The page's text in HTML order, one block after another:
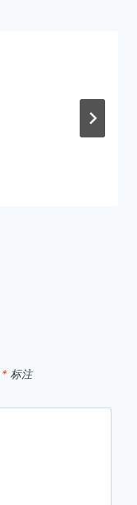
* 标注